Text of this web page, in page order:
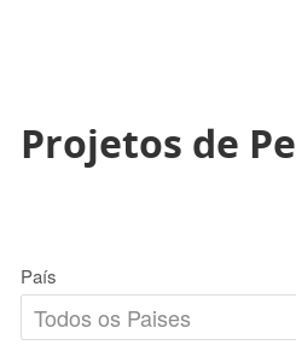
Projetos de
País